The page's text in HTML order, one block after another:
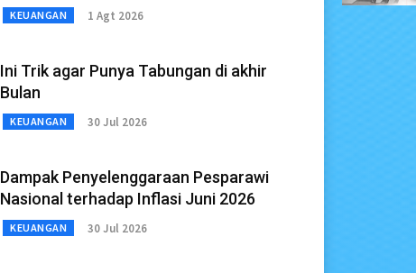
KEUANGAN 1 Agt 2026
Ini Trik agar Punya Tabungan di akhir
Bulan
KEUANGAN 30 Jul 2026
Dampak Penyelenggaraan Pesparawi
Nasional terhadap Inflasi Juni 2026
KEUANGAN 30 Jul 2026